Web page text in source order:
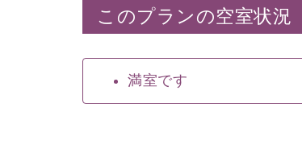
このプランの空室状況
満室です